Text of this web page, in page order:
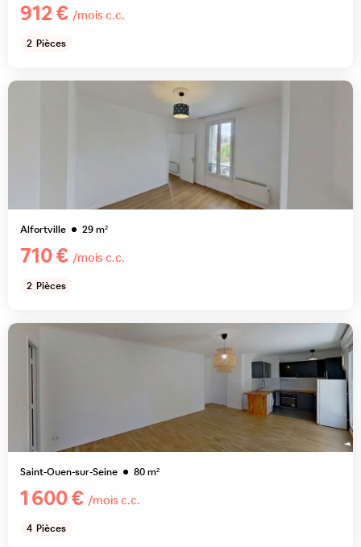
912 € /mois c.c.
2 Pièces
Alfortville 29m²
710 € /mois c.c.
2 Pièces
Saint-Ouen-sur-Seine 80m²
1 600 € /mois c.c.
4 Pièces